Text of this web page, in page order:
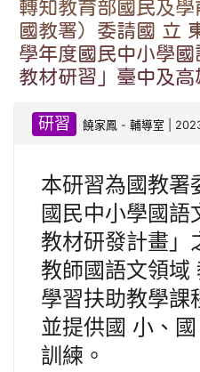
轉知教育部國民及
國教署）委請國 立
學年度國民中小學
教材研習」臺中及高
研習 饒家鳳 -輔導室 |
本研習為國教署
國民中小學國語
教材研發計畫」
教師國語文領域
學習扶助教學課
並提供國 小、
訓練。